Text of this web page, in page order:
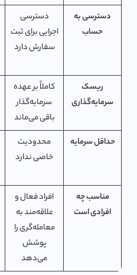
دسترسی به
حساب
دسترسی
اجرایی برای ثبت
سفارش دارد
ریسک
سرمایه‌گذاری
کاملاً بر عهده
سرمایه‌گذار
باقی می‌ماند
حداقل سرمایه
محدودیت
خاصی ندارد
مناسب چه
افرادی است
افراد فعال و
علاقه‌مند به
معامله‌گری را
پوشش
می‌دهد